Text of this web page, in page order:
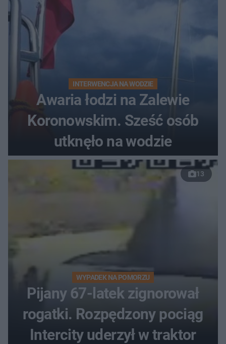
INTERWENCJA NA WODZIE
Awaria łodzi na Zalewie
Koronowskim. Sześć osób
utknęło na wodzie
13
WYPADEK NA POMORZU
Pijany 67-latek zignorował
rogatki. Rozpędzony pociąg
Intercity uderzył w traktor